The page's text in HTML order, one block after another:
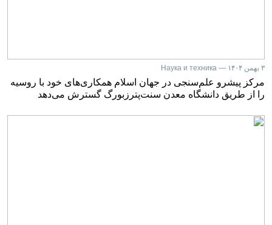
۳ بهمن ۱۴۰۴ — Наука и техника
مرکز پیشرو علم‌سنجی در جهان اسلام همکاری‌های خود با روسیه
را از طریق دانشگاه معدن سنت‌پترزبورگ گسترش می‌دهد